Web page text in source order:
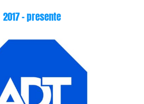
2017 – presente